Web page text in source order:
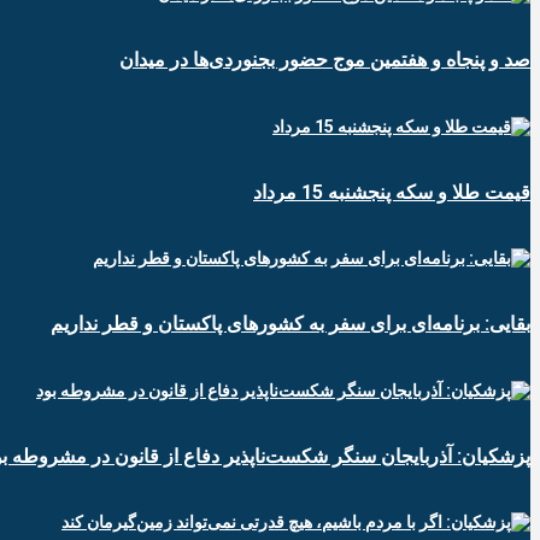
صد و پنجاه و هفتمین موج حضور بجنوردی‌ها در میدان
قیمت طلا و سکه پنجشنبه 15 مرداد
بقایی: برنامه‌ای برای سفر به کشورهای پاکستان و قطر نداریم
پزشکیان: آذربایجان سنگر شکست‌ناپذیر دفاع از قانون در مشروطه